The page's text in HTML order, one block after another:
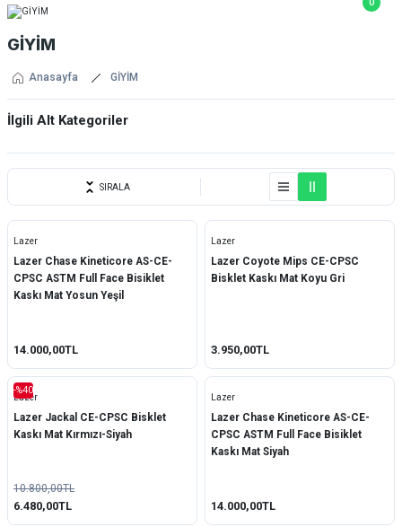
0
GİYİM
Anasayfa GİYİM
İlgili Alt Kategoriler
Kask/Gözlük
SIRALA
Lazer
Lazer Chase Kineticore AS-CE-
CPSC ASTM Full Face Bisiklet
Kaskı Mat Yosun Yeşil
14.000,00TL
Lazer
Lazer Coyote Mips CE-CPSC
Bisklet Kaskı Mat Koyu Gri
3.950,00TL
-%40
Lazer
Lazer Jackal CE-CPSC Bisklet
Kaskı Mat Kırmızı-Siyah
10.800,00TL
6.480,00TL
Lazer
Lazer Chase Kineticore AS-CE-
CPSC ASTM Full Face Bisiklet
Kaskı Mat Siyah
14.000,00TL